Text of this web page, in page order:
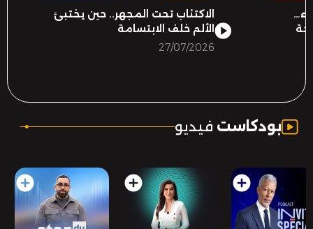
الاكتئاب تحت المجهر.. حين يختبئ
الألم خلف الابتسامة
27/07/2026
بودكاست فيديو .
add_circle add_circle add_circle